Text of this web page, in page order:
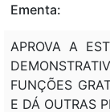
Ementa:
APROVA A
FUNÇÕES
E DÁ OUTRAS